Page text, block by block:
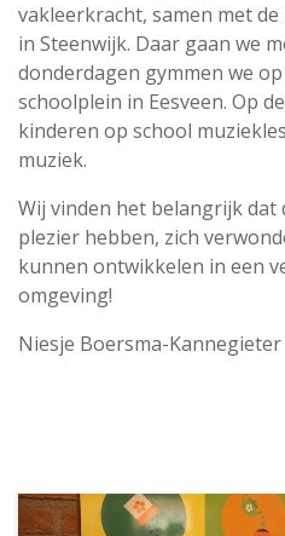
vakleerkracht, samen met
in Steenwijk. Daar gaan we
donderdagen gymmen we
schoolplein in Eesveen. Op
kinderen op school
muziek.
Wij vinden het belangrijk
plezier hebben, zich
kunnen ontwikkelen in een
omgeving!
Niesje Boersma-Kannegieter